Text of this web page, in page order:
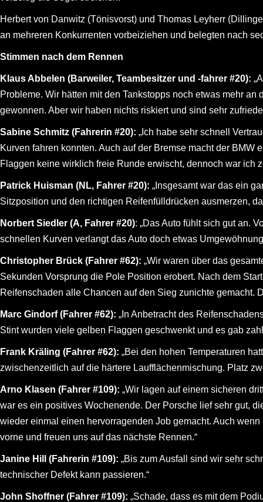
Herbert von Danwitz (Tönisvorst) und Thomas Leyherr
an mehreren Konkurrenten vorbeiziehen und belegten nach
Stimmen nach dem Rennen
Klaus Abbelen (Barweiler, Teambesitzer und -fahrer #20):
Probleme. Wir hätten mit den Tankstopps noch etwas mehr
gewonnen. Aber wir haben nichts riskiert und sind sehr
Sabine Schmitz (Fahrerin #20): „Ich habe sehr schnell
Kurven fahren konnten. Auch auf der Bremse macht der
Flaggen keine wirklich freie Runde erwischt, dennoch war ich
Patrick Huisman (NL, Fahrer #20): „Insgesamt war das ein
Sitzposition und den richtigen Reifenfülldrücken ausmerzen,
Norbert Siedler (A, Fahrer #20): „Das Auto fühlt sich gut an.
schnellen Kurven verlangt das Auto doch etwas
Christopher Brück (Fahrer #62): „Wir waren über das
Sekunden Vorsprung die Pole Position erobert. Nach dem
Reifenschaden alle Chancen auf den Sieg zunichte gemacht.
Marc Gindorf (Fahrer #62): „In Anbetracht des
Stint wurden viele gelben Flaggen geschwenkt und es gab
Frank Kräling (Fahrer #62): „Bei den hohen Temperaturen
zwischenzeitlich auf die härtere Laufflächenmischung. Platz
Arno Klasen (Fahrer #109): „Wir lagen auf einem sicheren
war es ein positives Wochenende. Der Porsche lief sehr gut,
wieder einmal einen hervorragenden Job gemacht. Auch
vorne und freuen uns auf das nächste Rennen.“
Janine Hill (Fahrerin #109): „Bis zum Ausfall sind wir sehr
technischer Defekt kann passieren.“
John Shoffner (Fahrer #109): „Schade, dass es mit dem